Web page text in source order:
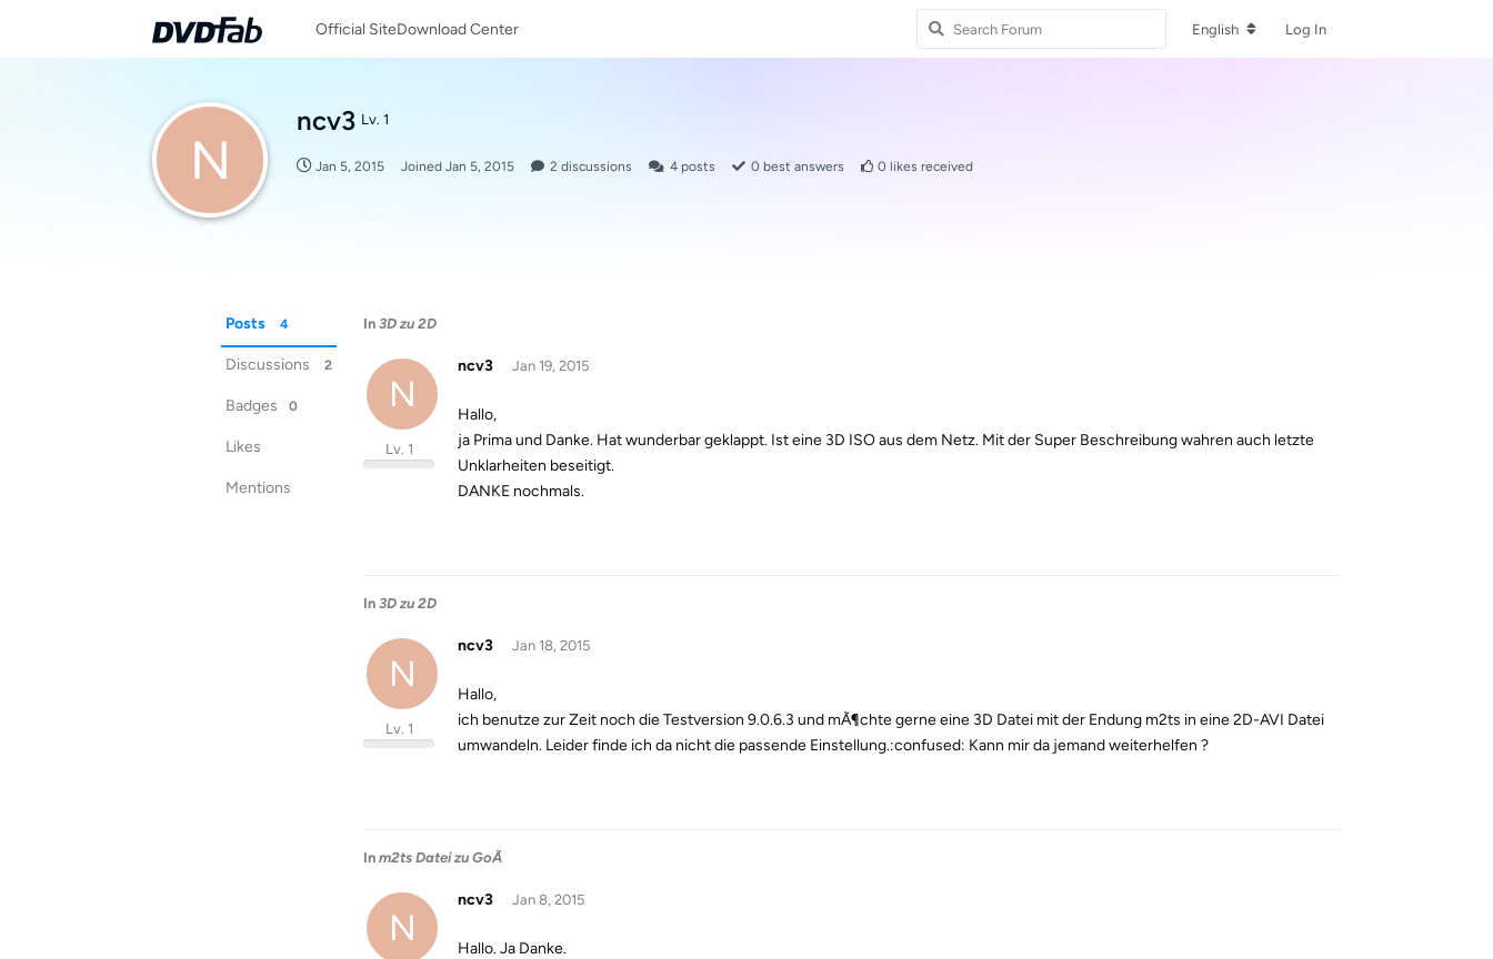
Official SiteDownload Center English Log In
N
ncv3 Lv. 1
Jan 5, 2015 Joined Jan 5, 2015 2 discussions 4 posts 0 best answers 0 likes received
Posts 4
Discussions 2
Badges 0
Likes
Mentions
In 3D zu 2D
N
ncv3
Lv. 1
Jan 19, 2015
Hallo,
ja Prima und Danke. Hat wunderbar geklappt. Ist eine 3D ISO aus dem Netz. Mit der Super Beschreibung wahren auch letzte
Unklarheiten beseitigt.
DANKE nochmals.
In 3D zu 2D
N
ncv3
Lv. 1
Jan 18, 2015
Hallo,
ich benutze zur Zeit noch die Testversion 9.0.6.3 und mÃ¶chte gerne eine 3D Datei mit der Endung m2ts in eine 2D-AVI Datei
umwandeln. Leider finde ich da nicht die passende Einstellung.:confused: Kann mir da jemand weiterhelfen ?
In m2ts Datei zu GoÃ
N
ncv3 Jan 8, 2015
Hallo. Ja Danke.